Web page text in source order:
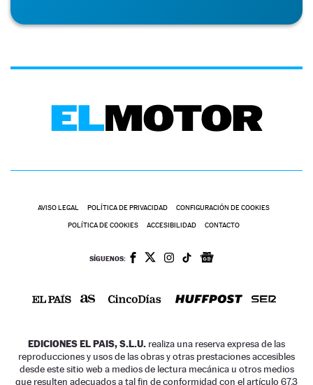
AVISO LEGAL POLÍTICA DE PRIVACIDAD CONFIGURACIÓN DE COOKIES
POLÍTICA DE COOKIES ACCESIBILIDAD CONTACTO
SÍGUENOS:
EDICIONES EL PAIS, S.L.U. realiza una reserva expresa de las
reproducciones y usos de las obras y otras prestaciones accesibles
desde este sitio web a medios de lectura mecánica u otros medios
que resulten adecuados a tal fin de conformidad con el artículo 67.3